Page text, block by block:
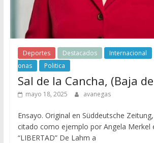
Deportes Destacados Internacional
onas
Politica
Sal de la Cancha, (Baja
mayo 18, 2025 avanegas
Ensayo. Original en Süddeutsche
citado como ejemplo por Angela Merkel
“LIBERTAD” De Lahm a